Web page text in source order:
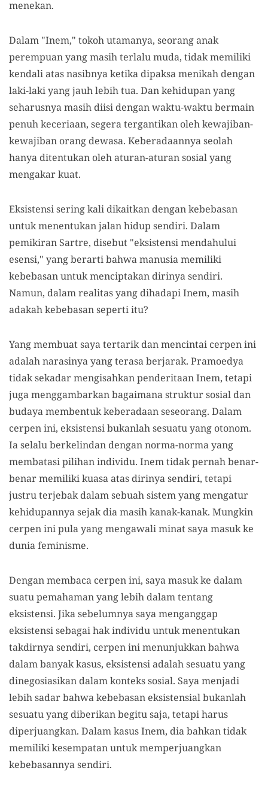
menekan.
Dalam "Inem," tokoh utamanya, seorang anak
perempuan yang masih terlalu muda, tidak memiliki
kendali atas nasibnya ketika dipaksa menikah dengan
laki-laki yang jauh lebih tua. Dan kehidupan yang
seharusnya masih diisi dengan waktu-waktu bermain
penuh keceriaan, segera tergantikan oleh kewajiban-
kewajiban orang dewasa. Keberadaannya seolah
hanya ditentukan oleh aturan-aturan sosial yang
mengakar kuat.
Eksistensi sering kali dikaitkan dengan kebebasan
untuk menentukan jalan hidup sendiri. Dalam
pemikiran Sartre, disebut "eksistensi mendahului
esensi," yang berarti bahwa manusia memiliki
kebebasan untuk menciptakan dirinya sendiri.
Namun, dalam realitas yang dihadapi Inem, masih
adakah kebebasan seperti itu?
Yang membuat saya tertarik dan mencintai cerpen ini
adalah narasinya yang terasa berjarak. Pramoedya
tidak sekadar mengisahkan penderitaan Inem, tetapi
juga menggambarkan bagaimana struktur sosial dan
budaya membentuk keberadaan seseorang. Dalam
cerpen ini, eksistensi bukanlah sesuatu yang otonom.
Ia selalu berkelindan dengan norma-norma yang
membatasi pilihan individu. Inem tidak pernah benar-
benar memiliki kuasa atas dirinya sendiri, tetapi
justru terjebak dalam sebuah sistem yang mengatur
kehidupannya sejak dia masih kanak-kanak. Mungkin
cerpen ini pula yang mengawali minat saya masuk ke
dunia feminisme.
Dengan membaca cerpen ini, saya masuk ke dalam
suatu pemahaman yang lebih dalam tentang
eksistensi. Jika sebelumnya saya menganggap
eksistensi sebagai hak individu untuk menentukan
takdirnya sendiri, cerpen ini menunjukkan bahwa
dalam banyak kasus, eksistensi adalah sesuatu yang
dinegosiasikan dalam konteks sosial. Saya menjadi
lebih sadar bahwa kebebasan eksistensial bukanlah
sesuatu yang diberikan begitu saja, tetapi harus
diperjuangkan. Dalam kasus Inem, dia bahkan tidak
memiliki kesempatan untuk memperjuangkan
kebebasannya sendiri.